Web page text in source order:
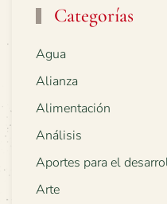
Categorías
Agua
Alianza
Alimentación
Análisis
Aportes para el
Arte